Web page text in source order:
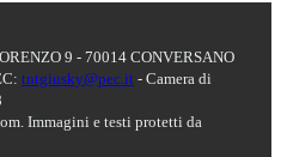
9 - 70014 CONVERSANO
tntgiusky@pec.it - Camera di
Immagini e testi protetti da